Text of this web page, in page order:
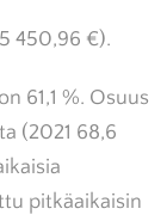
450,96 €).
61,1 %. Osuus
(2021 68,6
pitkäaikaisin